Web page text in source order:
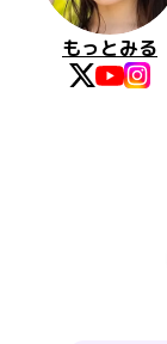
もっとみる